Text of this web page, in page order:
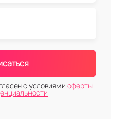
с условиями оферты